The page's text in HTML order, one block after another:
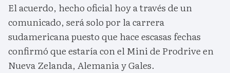
El acuerdo, hecho oficial hoy a través de un
comunicado, será solo por la carrera
sudamericana puesto que hace escasas fechas
confirmó que estaría con el Mini de Prodrive en
Nueva Zelanda, Alemania y Gales.